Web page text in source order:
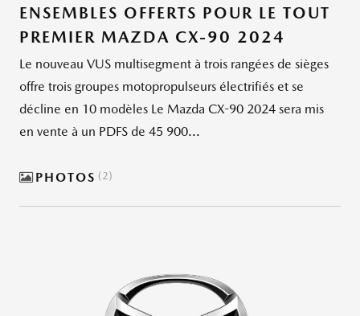
ENSEMBLES OFFERTS POUR LE TOUT
PREMIER MAZDA CX-90 2024
Le nouveau VUS multisegment à trois rangées de sièges
offre trois groupes motopropulseurs électrifiés et se
décline en 10 modèles Le Mazda CX-90 2024 sera mis
en vente à un PDFS de 45 900...
PHOTOS 2